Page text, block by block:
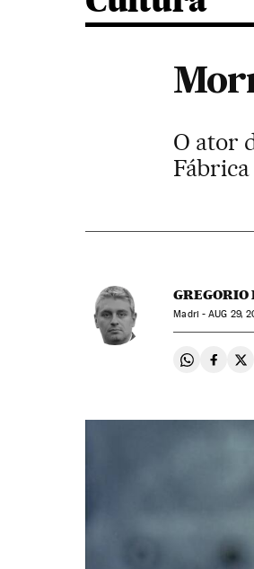
O ator
GREGORIO
Madri -AUG 29,
Compartir